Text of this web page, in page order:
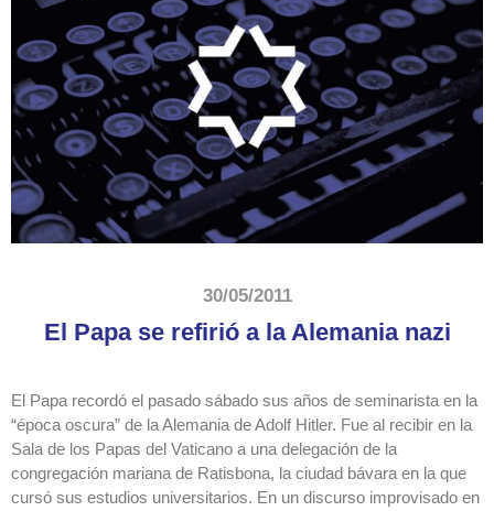
30/05/2011
El Papa se refirió a la Alemania nazi
El Papa recordó el pasado sábado sus años de seminarista en la
“época oscura” de la Alemania de Adolf Hitler. Fue al recibir en la
Sala de los Papas del Vaticano a una delegación de la
congregación mariana de Ratisbona, la ciudad bávara en la que
cursó sus estudios universitarios. En un discurso improvisado en